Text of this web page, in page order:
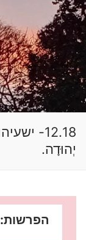
דלג
לתוכן
12.18-
יְהוּדָה.
הפרשות: